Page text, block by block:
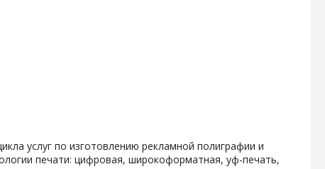
услуг по изготовлению рекламной полиграфии и
печати: цифровая, широкоформатная, уф-печать,